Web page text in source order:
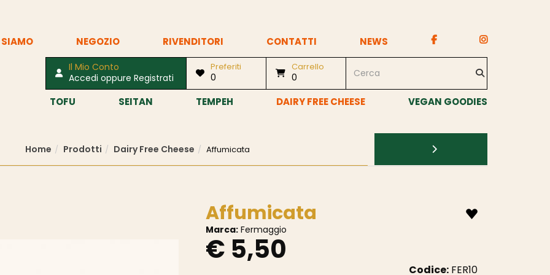
NEGOZIO RIVENDITORI CONTATTI NEWS
Il Mio Conto
Accedi oppure Registrati
Preferiti
0
Carrello
0
TOFU SEITAN TEMPEH DAIRY FREE CHEESE VEGAN GOODIES
Home Prodotti Dairy Free Cheese Affumicata
Affumicata
Marca: Fermaggio
€ 5,50
Codice: FER10